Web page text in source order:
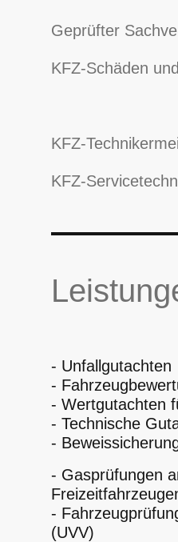
Geprüfter
KFZ-Schäden
KFZ-
KFZ-
- Unfallgutachten
-
- Wertgutachten
- Technische
-
- Gasprüfungen
-
(UVV)